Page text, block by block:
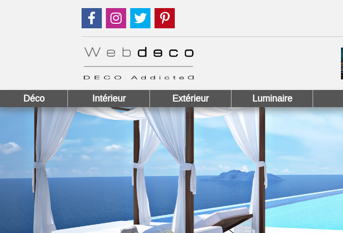
Suivez nous sur Facebook !
Suivez nous sur Instagram !
Suivez nous sur Twitter !
Déco Intérieur Extérieur Luminaire